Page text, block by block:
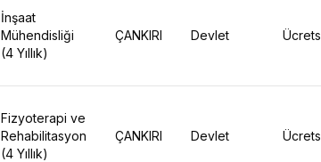
İnşaat
Mühendisliği
(4 Yıllık)
ÇANKIRI Devlet
Fizyoterapi ve
Rehabilitasyon
(4 Yıllık)
ÇANKIRI Devlet